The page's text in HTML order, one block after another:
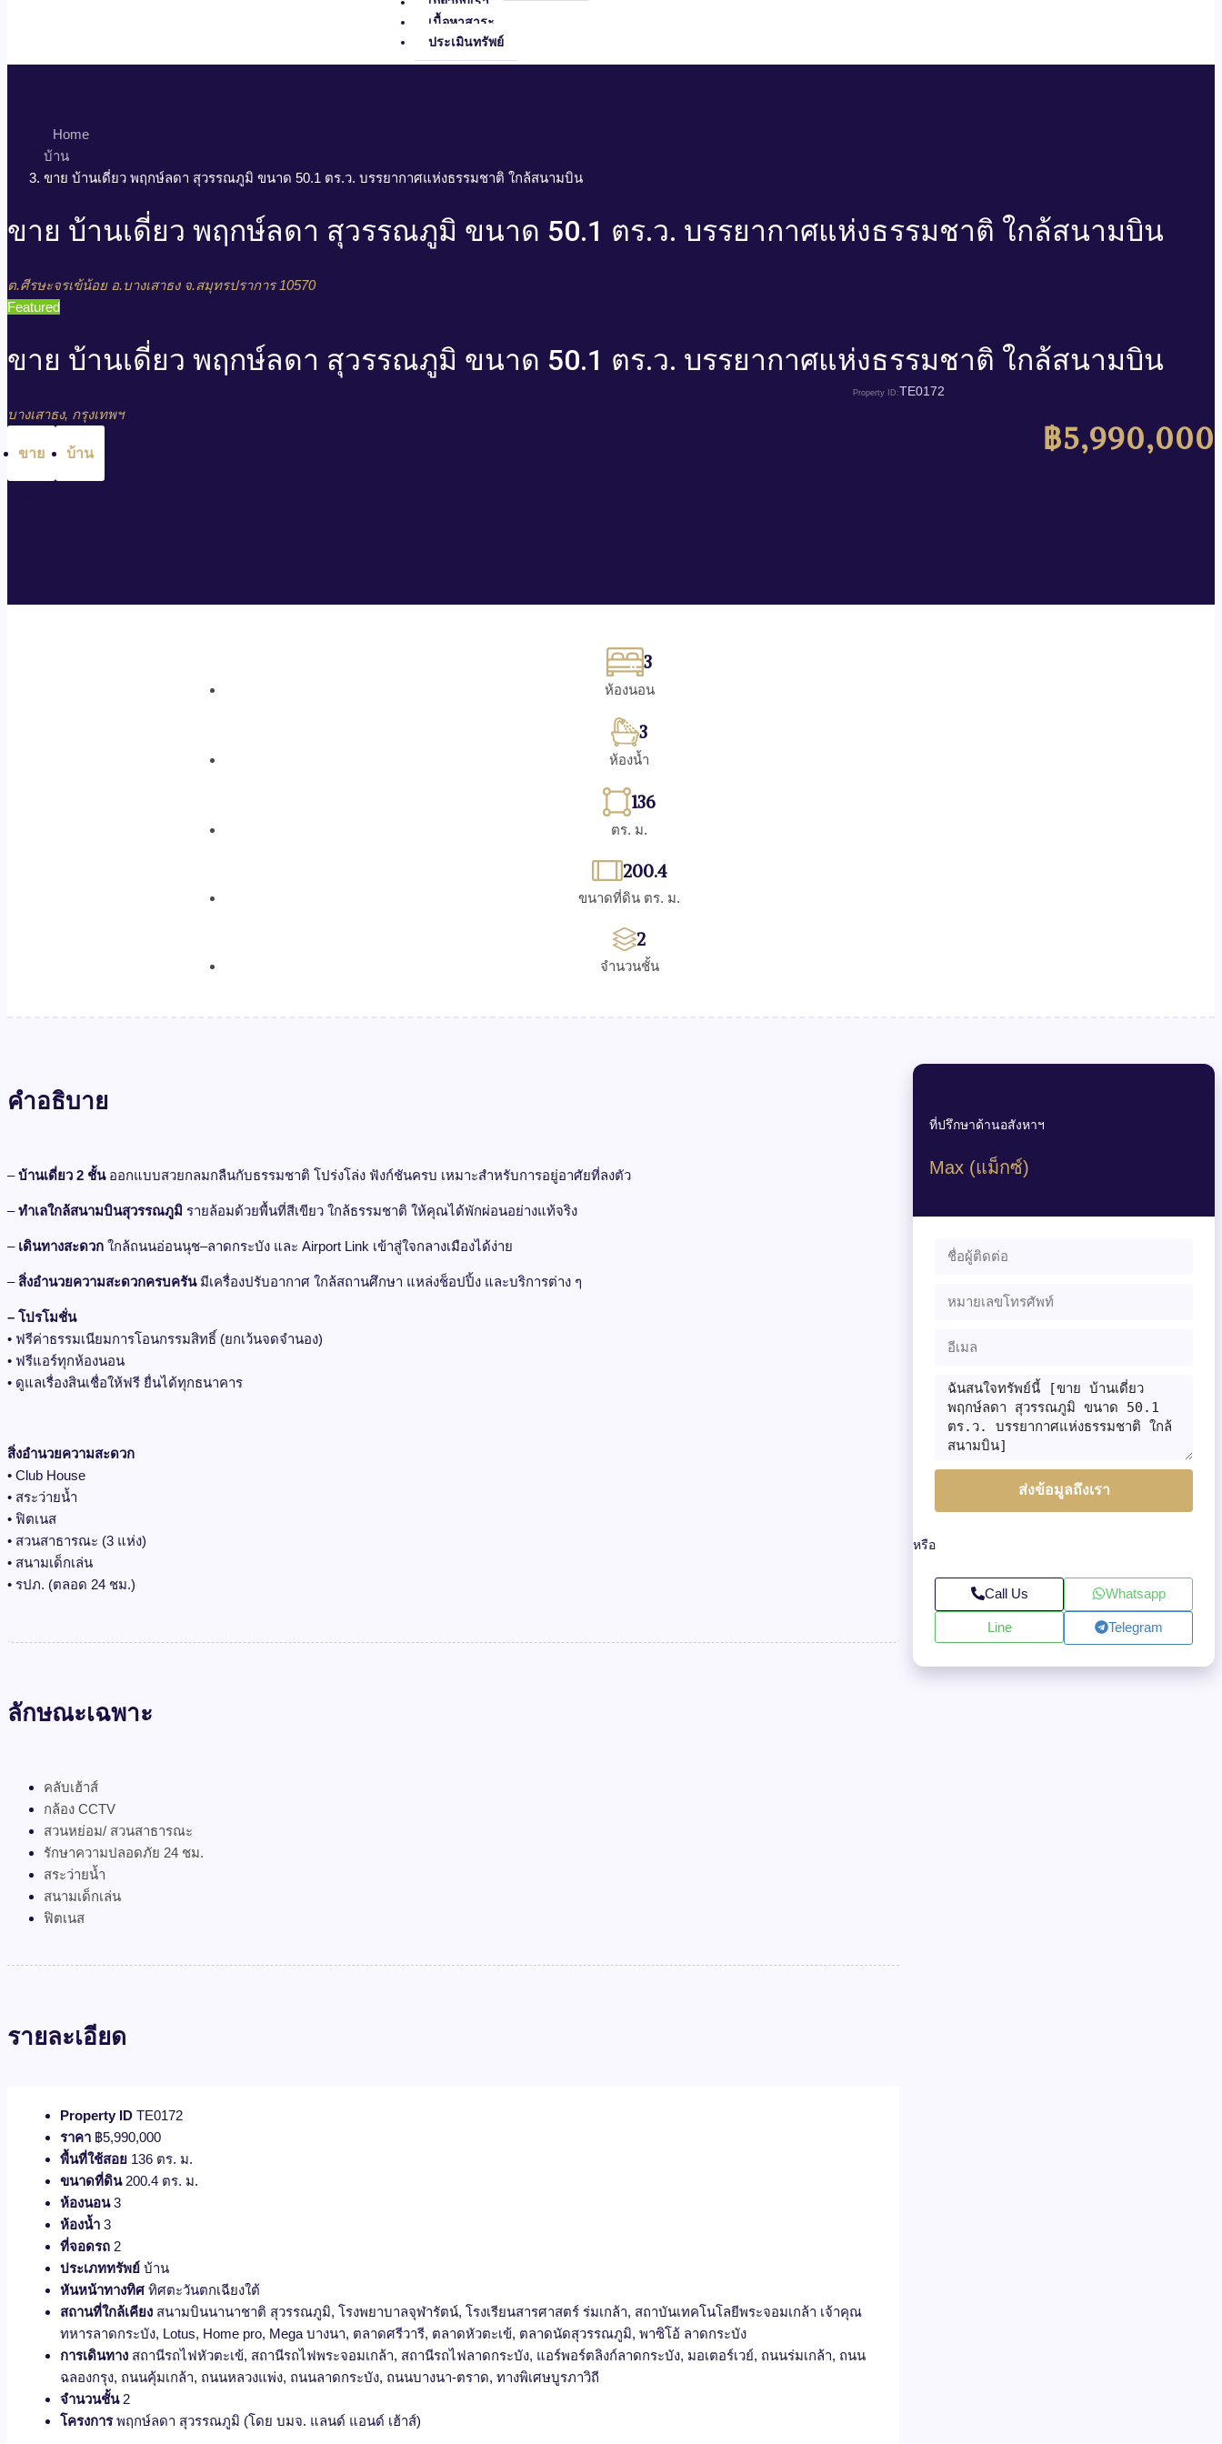
เนื้อหาสาระ
ประเมินทรัพย์
Home
บ้าน
ขาย บ้านเดี่ยว พฤกษ์ลดา สุวรรณภูมิ ขนาด 50.1 ตร.ว. บรรยากาศแห่งธรรมชาติ ใกล้สนามบิน
ขาย บ้านเดี่ยว พฤกษ์ลดา สุวรรณภูมิ ขนาด 50.1 ตร.ว. บรรยากาศแห่งธรรมชาติ ใกล้สนามบิน
ต.ศีรษะจรเข้น้อย อ.บางเสาธง จ.สมุทรปราการ 10570
Featured
ขาย บ้านเดี่ยว พฤกษ์ลดา สุวรรณภูมิ ขนาด 50.1 ตร.ว. บรรยากาศแห่งธรรมชาติ ใกล้สนามบิน
บางเสาธง, กรุงเทพฯ
ขาย บ้าน
Property ID:TE0172
฿5,990,000
3
ห้องนอน
3
ห้องน้ำ
136
ตร. ม.
200.4
ขนาดที่ดิน ตร. ม.
2
จำนวนชั้น
คำอธิบาย
–บ้านเดี่ยว 2 ชั้นออกแบบสวยกลมกลืนกับธรรมชาติ โปร่งโล่ง ฟังก์ชันครบ เหมาะสำหรับการอยู่อาศัยที่ลงตัว
–ทำเลใกล้สนามบินสุวรรณภูมิ รายล้อมด้วยพื้นที่สีเขียว ใกล้ธรรมชาติ ให้คุณได้พักผ่อนอย่างแท้จริง
– เดินทางสะดวก ใกล้ถนนอ่อนนุช–ลาดกระบัง และ Airport Link เข้าสู่ใจกลางเมืองได้ง่าย
–สิ่งอำนวยความสะดวกครบครันมีเครื่องปรับอากาศ ใกล้สถานศึกษา แหล่งช็อปปิ้ง และบริการต่าง ๆ
– โปรโมชั่น
• ฟรีค่าธรรมเนียมการโอนกรรมสิทธิ์ (ยกเว้นจดจำนอง)
• ฟรีแอร์ทุกห้องนอน
• ดูแลเรื่องสินเชื่อให้ฟรี ยื่นได้ทุกธนาคาร
สิ่งอำนวยความสะดวก
• Club House
• สระว่ายน้ำ
• ฟิตเนส
• สวนสาธารณะ (3 แห่ง)
• สนามเด็กเล่น
• รปภ. (ตลอด 24 ชม.)
ลักษณะเฉพาะ
คลับเฮ้าส์
กล้อง CCTV
สวนหย่อม/ สวนสาธารณะ
รักษาความปลอดภัย 24 ชม.
สระว่ายน้ำ
สนามเด็กเล่น
ฟิตเนส
รายละเอียด
Property ID TE0172
ราคา ฿5,990,000
พื้นที่ใช้สอย 136 ตร. ม.
ขนาดที่ดิน 200.4 ตร. ม.
ห้องนอน 3
ห้องน้ำ 3
ที่จอดรถ 2
ประเภททรัพย์ บ้าน
หันหน้าทางทิศ ทิศตะวันตกเฉียงใต้
สถานที่ใกล้เคียง สนามบินนานาชาติ สุวรรณภูมิ, โรงพยาบาลจุฬารัตน์, โรงเรียนสารศาสตร์ ร่มเกล้า, สถาบันเทคโนโลยีพระจอมเกล้า เจ้าคุณ
ทหารลาดกระบัง, Lotus, Home pro, Mega บางนา, ตลาดศรีวารี, ตลาดหัวตะเข้, ตลาดนัดสุวรรณภูมิ, พาซิโอ้ ลาดกระบัง
การเดินทาง สถานีรถไฟหัวตะเข้, สถานีรถไฟพระจอมเกล้า, สถานีรถไฟลาดกระบัง, แอร์พอร์ตลิงก์ลาดกระบัง, มอเตอร์เวย์, ถนนร่มเกล้า, ถนน
ฉลองกรุง, ถนนคุ้มเกล้า, ถนนหลวงแพ่ง, ถนนลาดกระบัง, ถนนบางนา-ตราด, ทางพิเศษบูรภาวิถี
จำนวนชั้น 2
โครงการ พฤกษ์ลดา สุวรรณภูมิ (โดย บมจ. แลนด์ แอนด์ เฮ้าส์)
ที่ปรึกษาด้านอสังหาฯ
Max (แม็กซ์)
ส่งข้อมูลถึงเรา
หรือ
Call Us Whatsapp
Line Telegram